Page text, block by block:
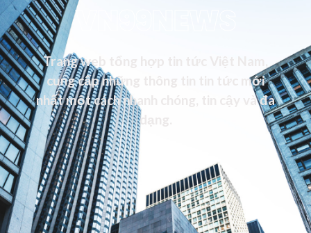
VN99NEWS
Trang web tổng hợp tin tức Việt Nam,
cung cấp những thông tin tin tức mới
nhất một cách nhanh chóng, tin cậy và đa
dạng.